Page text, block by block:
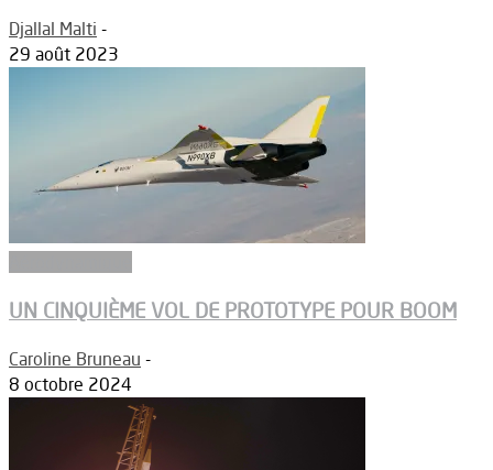
Djallal Malti -
29 août 2023
UN CINQUIÈME VOL DE PROTOTYPE POUR BOOM
Caroline Bruneau -
8 octobre 2024